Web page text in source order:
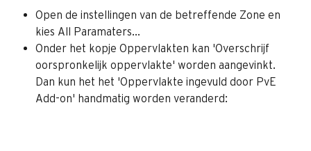
Open de instellingen van de betreffende Zone en
kies All Paramaters...
Onder het kopje Oppervlakten kan 'Overschrijf
oorspronkelijk oppervlakte' worden aangevinkt.
Dan kun het het 'Oppervlakte ingevuld door PvE
Add-on' handmatig worden veranderd: